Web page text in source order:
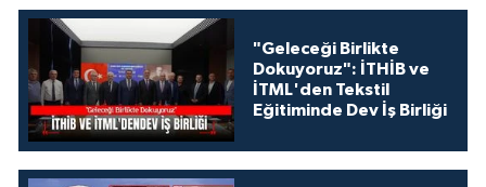
"Geleceği Birlikte
Dokuyoruz": İTHİB ve
İTML'den Tekstil
Eğitiminde Dev İş Birliği